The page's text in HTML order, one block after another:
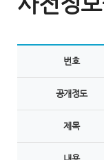
번호
공개정도
제목